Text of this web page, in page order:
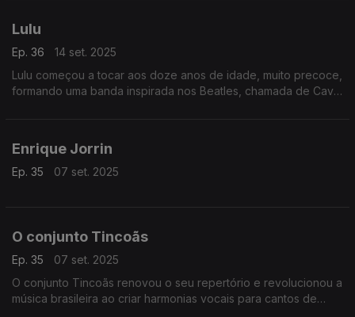
Lulu
Ep. 36
14 set. 2025
Lulu começou a tocar aos doze anos de idade, muito precoce,
formando uma banda inspirada nos Beatles, chamada de Cave
Enrique Jorrin
Ep. 35 07 set. 2025
O conjunto Tincoãs
Ep. 35
07 set. 2025
O conjunto Tincoãs renovou o seu repertório e revolucionou a
música brasileira ao criar harmonias vocais para cantos de